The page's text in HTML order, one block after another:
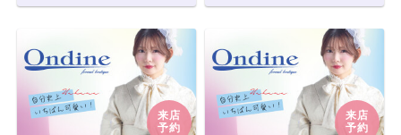
来店
予約
来店
予約